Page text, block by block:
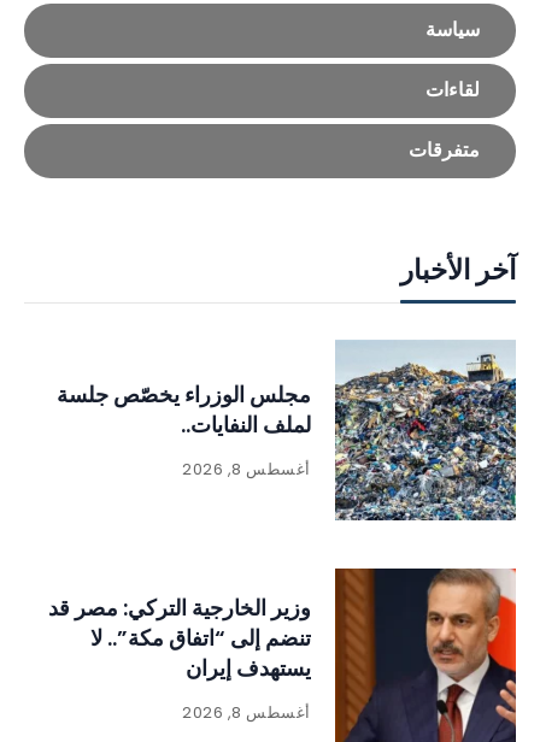
سياسة
لقاءات
متفرقات
آخر الأخبار
مجلس الوزراء يخصّص جلسة
لملف النفايات..
أغسطس 8, 2026
وزير الخارجية التركي: مصر قد
تنضم إلى “اتفاق مكة”.. لا
يستهدف إيران
أغسطس 8, 2026